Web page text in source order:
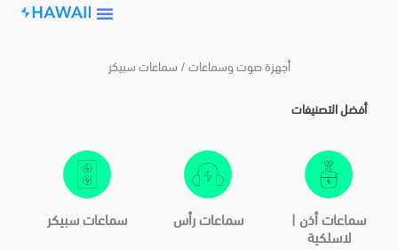
Skip
أجهزة صوت وسماعات / سماعات سبيكر
أفضل التصنيفات
سماعات سبيكر سماعات رأس سماعات أذن |
لاسلكية